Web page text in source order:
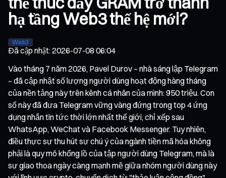
hạ tầng Web3 thế hệ mới?
Web3
Đã cập nhật:2026-07-08 06:04
Vào tháng 7 năm 2026, Pavel Durov – nhà sáng lập Telegram
– đã cập nhật số lượng người dùng hoạt động hàng tháng
của nền tảng này trên kênh cá nhân của mình: 950 triệu. Con
số này đã đưa Telegram vững vàng đứng trong top 4 ứng
dụng nhắn tin tức thời lớn nhất thế giới, chỉ xếp sau
WhatsApp, WeChat và Facebook Messenger. Tuy nhiên,
điều thực sự thu hút sự chú ý của ngành tiền mã hóa không
phải là quy mô khổng lồ của tập người dùng Telegram, mà là
sự giao thoa ngày càng mạnh mẽ giữa nhóm người dùng này